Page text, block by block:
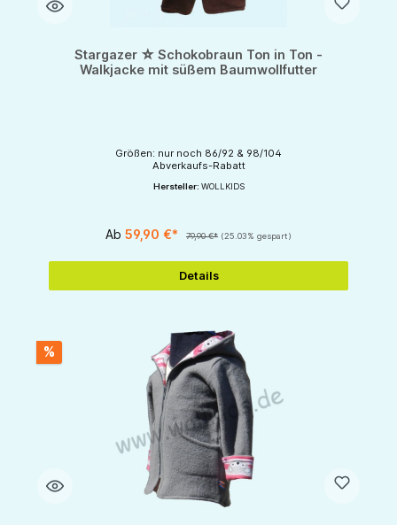
Stargazer ☆ Schokobraun Ton in Ton -
Walkjacke mit süßem Baumwollfutter
Größen: nur noch 86/92 & 98/104
Abverkaufs-Rabatt
Hersteller: WOLLKIDS
Ab 59,90 €* 79,90 €* (25.03% gespart)
Details
%